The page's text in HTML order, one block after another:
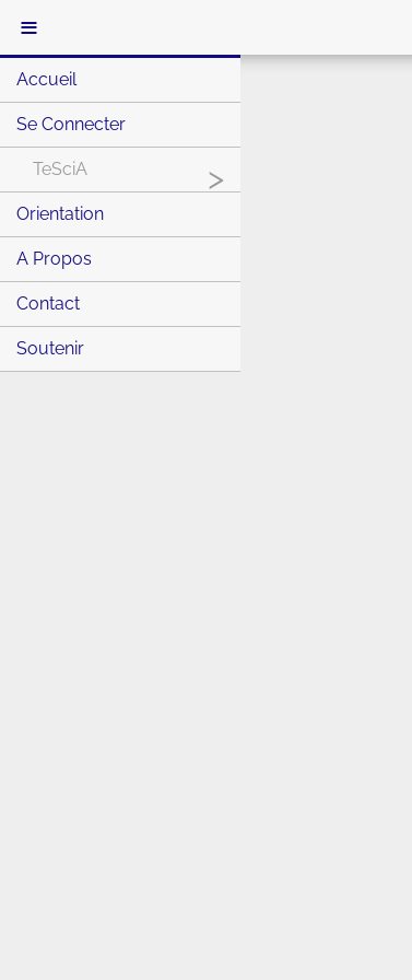
≡
Accueil
Se Connecter
TeSciA >
Orientation
A Propos
Contact
Soutenir